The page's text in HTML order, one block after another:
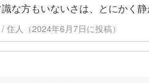
な方もいないさは、とにかく
人（2024年6月7日に投稿）